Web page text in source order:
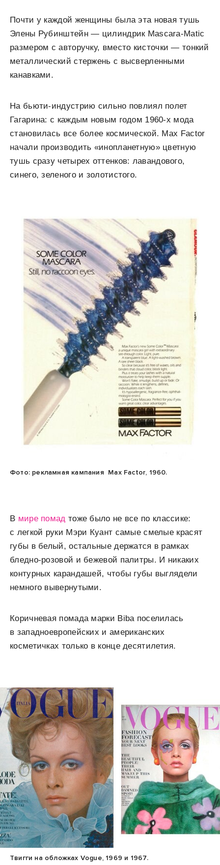
Почти у каждой женщины была эта новая тушь
Элены Рубинштейн — цилиндрик Mascara-Matic
размером с авторучку, вместо кисточки — тонкий
металлический стержень с высверленными
канавками.
На бьюти-индустрию сильно повлиял полет
Гагарина: с каждым новым годом 1960-х мода
становилась все более космической. Max Factor
начали производить «инопланетную» цветную
тушь сразу четырех оттенков: лавандового,
синего, зеленого и золотистого.
Фото: рекламная кампания Max Factor, 1960.
В мире помад тоже было не все по классике:
с легкой руки Мэри Куант самые смелые красят
губы в белый, остальные держатся в рамках
бледно-розовой и бежевой палитры. И никаких
контурных карандашей, чтобы губы выглядели
немного вывернутыми.
Коричневая помада марки Biba поселилась
в западноевропейских и американских
косметичках только в конце десятилетия.
Твигги на обложках Vogue, 1969 и 1967.